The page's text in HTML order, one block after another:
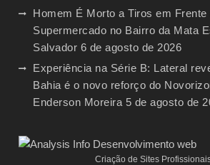
Homem É Morto a Tiros em Frente
Supermercado no Bairro da Mata
Salvador 6 de agosto de 2026
Experiência na Série B: Lateral
Bahia é o novo reforço do
Enderson Moreira 5 de agosto de
Criação de Sites